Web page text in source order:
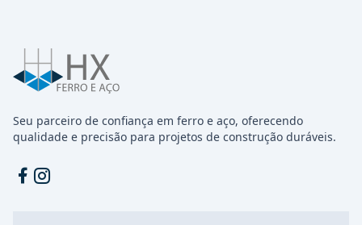
Seu parceiro de confiança em ferro e aço, oferecendo
qualidade e precisão para projetos de construção duráveis.
Facebook